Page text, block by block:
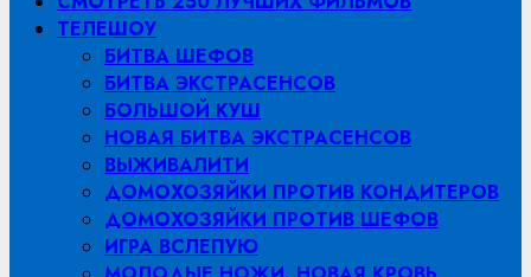
ТЕЛЕШОУ
БИТВА ШЕФОВ
БИТВА ЭКСТРАСЕНСОВ
БОЛЬШОЙ КУШ
НОВАЯ БИТВА ЭКСТРАСЕНСОВ
ВЫЖИВАЛИТИ
ДОМОХОЗЯЙКИ ПРОТИВ КОНДИТЕРОВ
ДОМОХОЗЯЙКИ ПРОТИВ ШЕФОВ
ИГРА ВСЛЕПУЮ